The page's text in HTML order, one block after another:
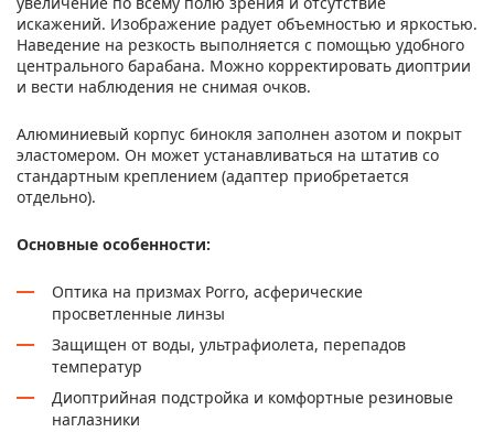
искажений. Изображение радует объемностью и яркостью.
Наведение на резкость выполняется с помощью удобного
центрального барабана. Можно корректировать диоптрии
и вести наблюдения не снимая очков.
Алюминиевый корпус бинокля заполнен азотом и покрыт
эластомером. Он может устанавливаться на штатив со
стандартным креплением (адаптер приобретается
отдельно).
Основные особенности:
Оптика на призмах Porro, асферические
просветленные линзы
Защищен от воды, ультрафиолета, перепадов
температур
Диоптрийная подстройка и комфортные резиновые
наглазники